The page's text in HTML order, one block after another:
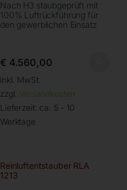
Nach H3 staubgeprüft mit
100% Luftrückführung für
den gewerblichen Einsatz
€ 4.560,00
inkl. MwSt.
zzgl. Versandkosten
Lieferzeit: ca. 5 - 10
Werktage
Reinluftentstauber RLA
1213